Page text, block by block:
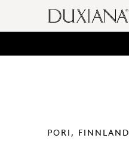
PORI, FINNLAND